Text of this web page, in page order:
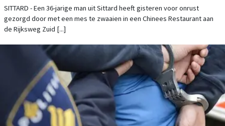
SITTARD - Een 36-jarige man uit Sittard heeft gisteren voor onrust
gezorgd door met een mes te zwaaien in een Chinees Restaurant aan
de Rijksweg Zuid [...]